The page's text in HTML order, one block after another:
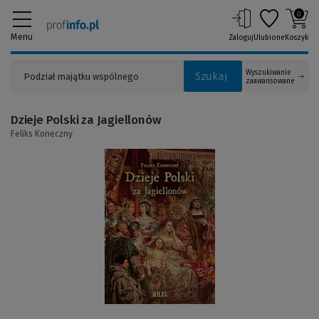
Menu
Szukaj
Wyszukiwanie
zaawansowane
ZalogujUlubione
0
Koszyk
(Link
do
innej
strony)
Dzieje Polski za Jagiellonów
Feliks Koneczny